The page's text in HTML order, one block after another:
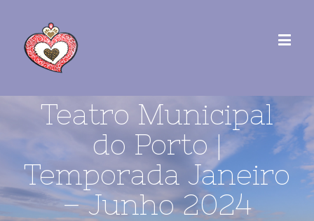
Teatro Municipal
do Porto |
Temporada Janeiro
– Junho 2024